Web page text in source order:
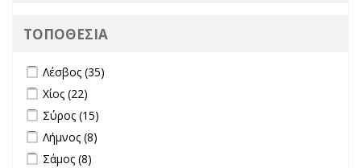
ΤΟΠΟΘΕΣΙΑ
Apply Λέσβος filter
Λέσβος (35)
Apply Χίος filter
Χίος (22)
Apply Σύρος filter
Σύρος (15)
Apply Λήμνος filter
Λήμνος (8)
Apply Σάμος filter
Σάμος (8)